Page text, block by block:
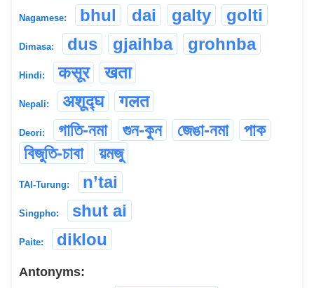
Nagamese: bhul dai galty golti
Dimasa: dus gjaihba grohnba
Hindi: कसूर खता
Nepali: अशूद्घ गलत
Deori: গাতি-নমা গুন-কুন জেঙা-নমা
পাক
বিজুতি-চাবা
য়মজু
TAI-Turung: n’tai
Singpho: shut ai
Paite: diklou
Antonyms: